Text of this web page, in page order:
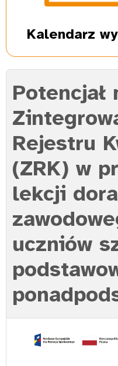
Kalendarz
Potencjał
Rejestru
(ZRK) w
lekcji
uczniów